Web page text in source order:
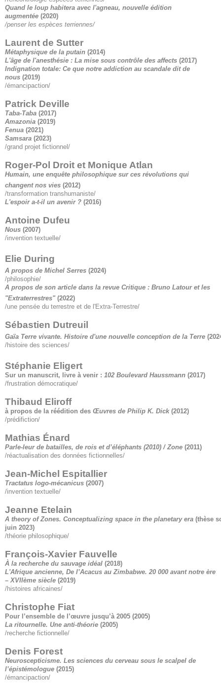
Quand le loup habitera avec l'agneau, nouvelle édition
augmentée (2020)
/penser les espèces terriennes/
Laurent de Sutter
Métaphysique de la putain (2014)
L'âge de l'anesthésie : La mise sous contrôle des affects (2017)
Indignation totale: Ce que notre addiction au scandale dit de
nous (2019)
/émancipaction/
Patrick Deville
Taba-Taba (2017)
Amazonia (2019)
Fenua (2021)
Samsara (2023)
/grand projet fictionnel/
Roger-Pol Droit et Monique Atlan
Humain, une enquête philosophique sur ces révolutions qui
changent nos vies (2012)
/transformation transhumaniste/
L'espoir a-t-il un avenir ? (2016)
Antoine Dufeu
Nous (2007)
/invention textuelle/
Elie During
A propos de Michel Serres (2024)
/philosophie/
A propos de son article dans la revue Critique : Bruno Latour et les
"Extraterrestres" (2022)
/une pensée du terrestre et de l'Extra-Terrestre/
Sébastien Dutreuil
Gaïa Terre vivante. Histoire d'une nouvelle conception de la Terre
/histoire des sciences/
Stéphanie Eligert
Sur un manuscrit, livre à venir : 102 Boulevard Haussmann (2017)
/frustration démocratique/
Thibaud Eliroff
à propos de la réédition des Œuvres de Philip K. Dick(2012)
/prédifiction/
Mathias Énard
Parle-leur de batailles, de rois et d’éléphants (2010) / Zone (2011)
/réactualisation des données fictionnelles/
Jean-Michel Espitallier
Tractatus logo-mécanicus (2007)
/invention textuelle/
Jeanne Etelain
A theory of Zones. Conceptualizing space in the planetary era (thèse
juin 2023)
/théorie philosophique/
François-Xavier Fauvelle
À la recherche du sauvage idéal (2018)
L'Afrique ancienne, De l’Acacus au Zimbabwe. 20 000 avant notre ère
– XVIIème siècle (2019)
/histoires africaines/
Christophe Fiat
Pour l’ensemble de l’œuvre jusqu’à 2005 (2005)
La ritournelle. Une anti-théorie (2005)
/recherche fictionnelle/
Denis Forest
Neuroscepticisme. Les sciences du cerveau sous le scalpel de
l’épistémologue (2015)
/émancipaction/